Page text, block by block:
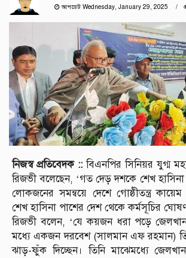
আপডেট Wednesday, January 29, 2025
নিজস্ব প্রতিবেদক :: বিএনপির সিনিয়র যুগ্ম
রিজভী বলেছেন, ‘গত দেড় দশকে শেখ
লোকজনের সমন্বয়ে দেশে গোষ্ঠীতন্ত্র
শেখ হাসিনা পাশের দেশ থেকে কর্মসূচির
রিজভী বলেন, ‘যে কয়জন ধরা পড়ে
মধ্যে একজন দরবেশ (সালমান এফ রহমান)
ঝাড়-ফুঁক দিচ্ছেন। তিনি মাঝেমধ্যে